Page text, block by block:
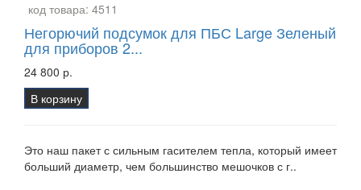
код товара: 4511
Негорючий подсумок для ПБС Large Зеленый
для приборов 2...
24 800 р.
В корзину
Это наш пакет с сильным гасителем тепла, который имеет
больший диаметр, чем большинство мешочков с г..